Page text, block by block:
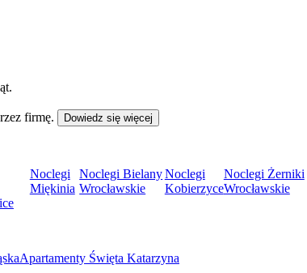
firmę. Dowiedz się więcej
Noclegi
Miękinia
Noclegi Bielany
Wrocławskie
Noclegi
Kobierzyce
Noclegi Żerniki
Wrocławskie
Apartamenty Święta Katarzyna